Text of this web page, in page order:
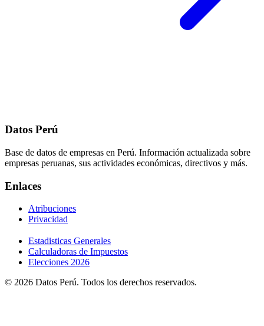
Datos Perú
Base de datos de empresas en Perú. Información actualizada sobre
empresas peruanas, sus actividades económicas, directivos y más.
Enlaces
Atribuciones
Privacidad
Estadisticas Generales
Calculadoras de Impuestos
Elecciones 2026
© 2026 Datos Perú. Todos los derechos reservados.